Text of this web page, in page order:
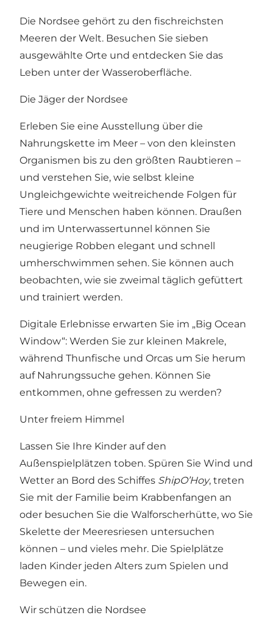
Die Nordsee gehört zu den fischreichsten
Meeren der Welt. Besuchen Sie sieben
ausgewählte Orte und entdecken Sie das
Leben unter der Wasseroberfläche.
Die Jäger der Nordsee
Erleben Sie eine Ausstellung über die
Nahrungskette im Meer – von den kleinsten
Organismen bis zu den größten Raubtieren –
und verstehen Sie, wie selbst kleine
Ungleichgewichte weitreichende Folgen für
Tiere und Menschen haben können. Draußen
und im Unterwassertunnel können Sie
neugierige Robben elegant und schnell
umherschwimmen sehen. Sie können auch
beobachten, wie sie zweimal täglich gefüttert
und trainiert werden.
Digitale Erlebnisse erwarten Sie im „Big Ocean
Window“: Werden Sie zur kleinen Makrele,
während Thunfische und Orcas um Sie herum
auf Nahrungssuche gehen. Können Sie
entkommen, ohne gefressen zu werden?
Unter freiem Himmel
Lassen Sie Ihre Kinder auf den
Außenspielplätzen toben. Spüren Sie Wind und
Wetter an Bord des Schiffes ShipO’Hoy, treten
Sie mit der Familie beim Krabbenfangen an
oder besuchen Sie die Walforscherhütte, wo Sie
Skelette der Meeresriesen untersuchen
können – und vieles mehr. Die Spielplätze
laden Kinder jeden Alters zum Spielen und
Bewegen ein.
Wir schützen die Nordsee